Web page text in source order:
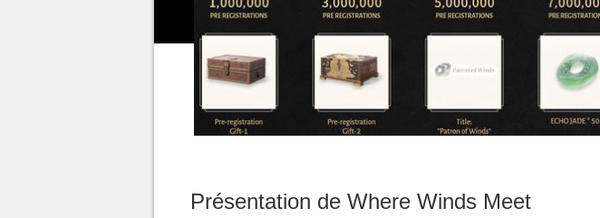
Présentation de Where Winds Meet